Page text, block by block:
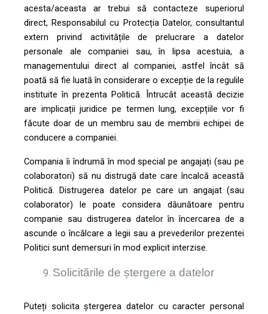
acesta/aceasta ar trebui să contacteze superiorul
direct, Responsabilul cu Protecția Datelor, consultantul
extern privind activitățile de prelucrare a datelor
personale ale companiei sau, în lipsa acestuia, a
managementului direct al companiei, astfel încât să
poată să fie luată în considerare o excepție de la regulile
instituite în prezenta Politică. Întrucât această decizie
are implicații juridice pe termen lung, excepțiile vor fi
făcute doar de un membru sau de membrii echipei de
conducere a companiei.
Compania îi îndrumă în mod special pe angajați (sau pe
colaboratori) să nu distrugă date care încalcă această
Politică. Distrugerea datelor pe care un angajat (sau
colaborator) le poate considera dăunătoare pentru
companie sau distrugerea datelor în încercarea de a
ascunde o încălcare a legii sau a prevederilor prezentei
Politici sunt demersuri în mod explicit interzise.
Solicitările de ștergere a datelor
Puteți solicita ștergerea datelor cu caracter personal